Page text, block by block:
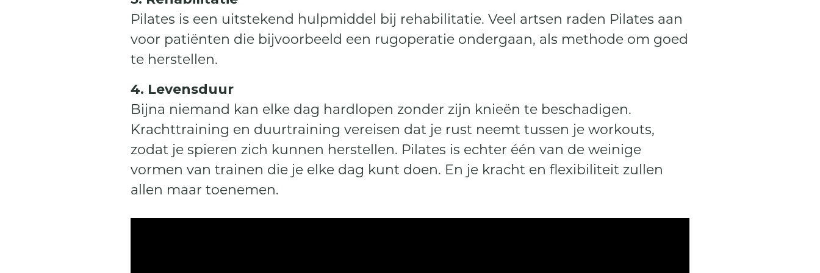
Pilates is een uitstekend hulpmiddel bij rehabilitatie. Veel artsen raden Pilates aan
voor patiënten die bijvoorbeeld een rugoperatie ondergaan, als methode om goed
te herstellen.
4. Levensduur
Bijna niemand kan elke dag hardlopen zonder zijn knieën te beschadigen.
Krachttraining en duurtraining vereisen dat je rust neemt tussen je workouts,
zodat je spieren zich kunnen herstellen. Pilates is echter één van de weinige
vormen van trainen die je elke dag kunt doen. En je kracht en flexibiliteit zullen
allen maar toenemen.